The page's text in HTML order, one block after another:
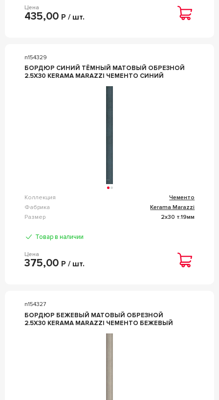
Цена
435,00 Р / шт.
n154329
БОРДЮР СИНИЙ ТЁМНЫЙ МАТОВЫЙ ОБРЕЗНОЙ
2.5X30 KERAMA MARAZZI ЧЕМЕНТО СИНИЙ
Коллекция
Чементо
Фабрика
Kerama Marazzi
Размер
2x30 т.19мм
Товар в наличии
Цена
375,00 Р / шт.
n154327
БОРДЮР БЕЖЕВЫЙ МАТОВЫЙ ОБРЕЗНОЙ
2.5X30 KERAMA MARAZZI ЧЕМЕНТО БЕЖЕВЫЙ